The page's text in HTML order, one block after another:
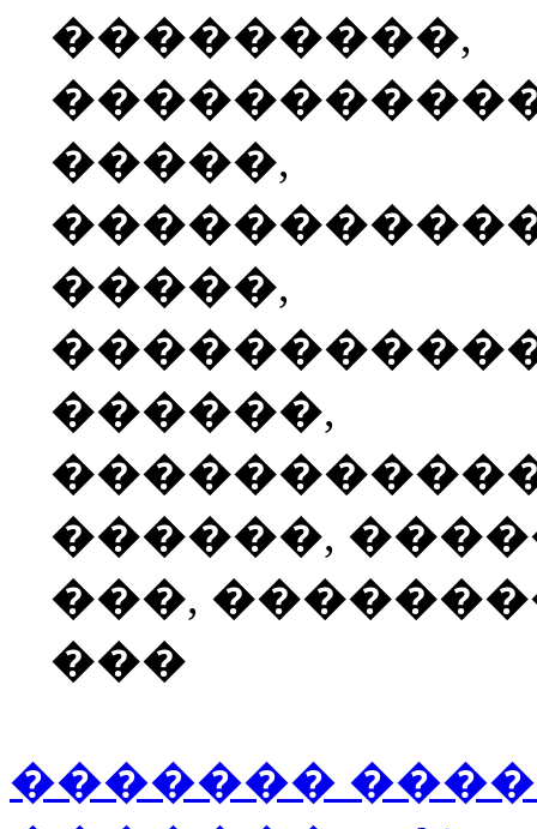
���������,
�����,
�����,
������,
������,
���,
���
�������